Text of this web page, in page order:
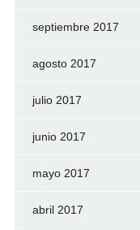
septiembre 2017
agosto 2017
julio 2017
junio 2017
mayo 2017
abril 2017